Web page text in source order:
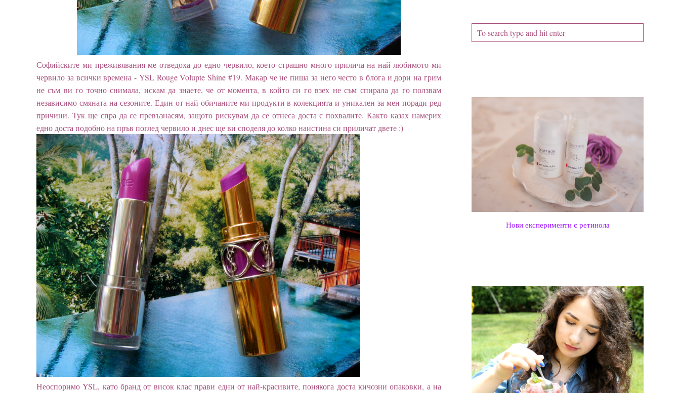
Софийските ми преживявания ме отведоха до едно червило, което страшно много прилича на най-любимото ми
червило за всички времена - YSL Rouge Volupte Shine #19. Макар че не пиша за него често в блога и дори на грим
не съм ви го точно снимала, искам да знаете, че от момента, в който си го взех не съм спирала да го ползвам
независимо смяната на сезоните. Един от най-обичаните ми продукти в колекцията и уникален за мен поради ред
причини. Тук ще спра да се превъзнасям, защото рискувам да се отнеса доста с похвалите. Както казах намерих
едно доста подобно на пръв поглед червило и днес ще ви споделя до колко наистина си приличат двете :)
Неоспоримо YSL, като бранд от висок клас прави едни от най-красивите, понякога доста кичозни опаковки, а на
Нови експерименти с ретинола